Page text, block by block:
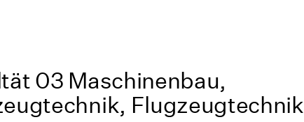
03 Maschinenbau,
Flugzeugtechnik